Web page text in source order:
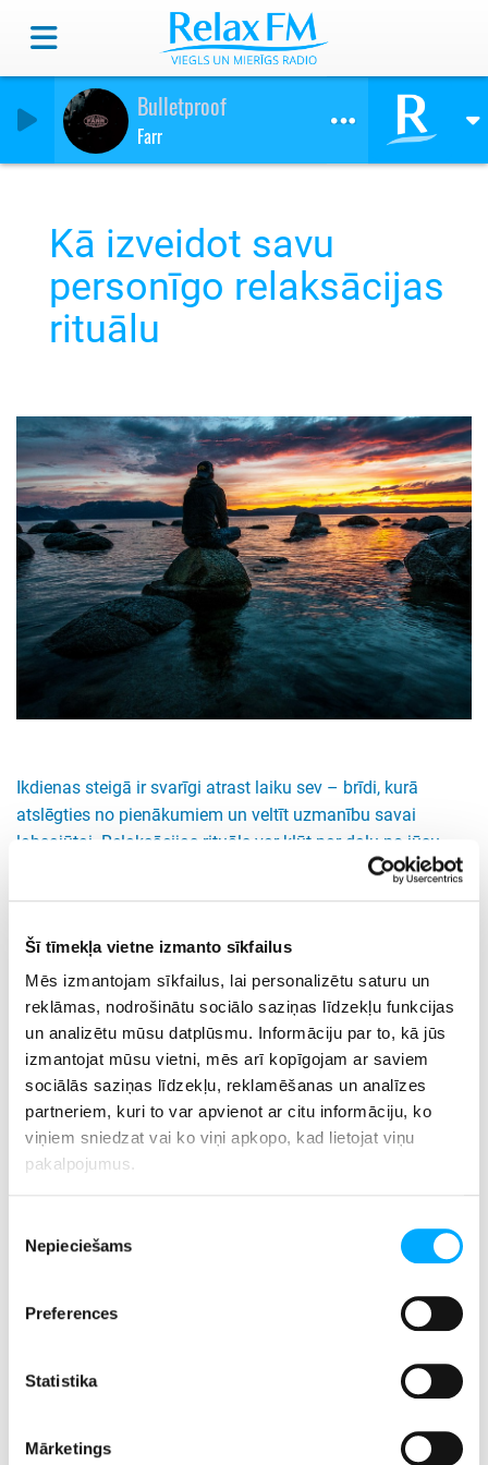
Šī tīmekļa vietne izmanto sīkfailus
Mēs izmantojam sīkfailus, lai personalizētu saturu un
reklāmas, nodrošinātu sociālo saziņas līdzekļu funkcijas
un analizētu mūsu datplūsmu. Informāciju par to, kā jūs
izmantojat mūsu vietni, mēs arī kopīgojam ar saviem
sociālās saziņas līdzekļu, reklamēšanas un analīzes
partneriem, kuri to var apvienot ar citu informāciju, ko
viņiem sniedzat vai ko viņi apkopo, kad lietojat viņu
pakalpojumus.
izvēle
Nepieciešams
Preferences
Statistika
Mārketings
Bulletproof
Farr
Kā izveidot savu
personīgo relaksācijas
rituālu
Ikdienas steigā ir svarīgi atrast laiku sev – brīdi, kurā
atslēgties no pienākumiem un veltīt uzmanību savai
labsajūtai. Relaksācijas rituāls var kļūt par daļu no jūsu
ikdienas un palīdzēt mazināt stresu, uzlabot emocionālo
līdzsvaru un pat miega kvalitāti.
Pirmais solis ir atrast piemērotu vidi – vietu, kur jūtaties ērti
un netraucēti. Tas var būt īpaši iekārtots stūrītis mājās ar
mīkstiem spilveniem, sveču gaismām un maigu mūziku
fonā. Vēl viens svarīgs aspekts ir laiks – izvēlieties
konkrētu diennakts brīdi, kad varat pilnībā nodoties atpūtai,
piemēram, vakaros pirms miega vai agrā rītā, kad pasaule
vēl guļ.
Relaksācijas tehnikas var būt dažādas – no dziļas
vienkārša grāmatas lasīšana var kļūt par daļu no jūsu
rituāla. Svarīgākais ir atrast to, kas jums sniedz mieru un
muskuļu relaksāciju. Šī metode ietver muskuļu
sasprindzināšanu un atslābināšanu noteiktā secībā, sākot
palīdz ķermenim un prātam atslābt, novēršot spriedzi un